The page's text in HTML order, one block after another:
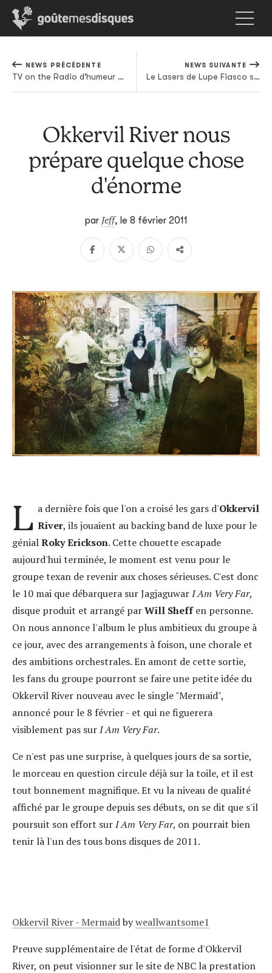
NEWS PRÉCÉDENTE
TV on the Radio d'humeur printanière
NEWS SUIVANTE
Le Lasers de Lupe Fiasco sortira (enfin!) en mars
Okkervil River nous
prépare quelque chose
d'énorme
par Jeff, le 8 février 2011
L a dernière fois que l'on a croisé les gars d'Okkervil
River, ils jouaient au backing band de luxe pour le
génialRoky Erickson. Cette chouette escapade
aujourd'hui terminée, le moment est venu pour le
groupe texan de revenir aux choses sérieuses. C'est donc
le 10 mai que débarquera sur JagjaguwarI Am Very Far,
disque produit et arrangé parWill Sheffen personne.
On nous annonce l'album le plus ambitieux du groupe à
ce jour, avec des arrangements à foison, une chorale et
des ambitions orchestrales. En amont de cette sortie,
les fans du groupe pourront se faire une petite idée du
Okkervil River nouveau avec le single "Mermaid",
annoncé pour le 8 février - et qui ne figuerera
visiblement pas surI Am Very Far.
Ce n'est pas une surprise, à quelques jours de sa sortie,
le morceau en question circule déjà sur la toile, et il est
tout bonnement magnifique. Et vu la niveau de qualité
affiché par le groupe depuis ses débuts, on se dit que s'il
poursuit son effort surI Am Very Far, on pourrait bien
tenir là l'un des tous bons disques de 2011.
Okkervil River - Mermaidbyweallwantsome1
Preuve supplémentaire de l'état de forme d'Okkervil
River, on peut visionner sur le site de NBC la prestation